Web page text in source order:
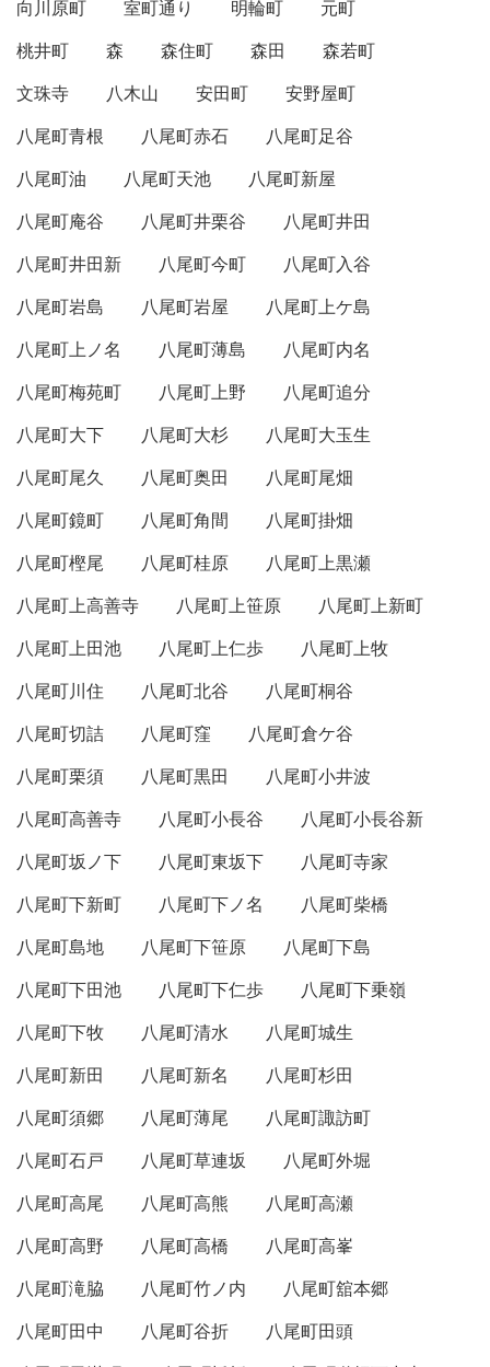
向川原町 室町通り 明輪町
元町
桃井町
森 森住町 森田
森若町
文珠寺
八木山 安田町
安野屋町
八尾町青根
八尾町赤石
八尾町足谷
八尾町油
八尾町天池
八尾町新屋
八尾町庵谷
八尾町井栗谷
八尾町井田
八尾町井田新
八尾町今町
八尾町入谷
八尾町岩島
八尾町岩屋
八尾町上ケ島
八尾町上ノ名
八尾町薄島
八尾町内名
八尾町梅苑町
八尾町上野
八尾町追分
八尾町大下
八尾町大杉
八尾町大玉生
八尾町尾久
八尾町奥田
八尾町尾畑
八尾町鏡町
八尾町角間
八尾町掛畑
八尾町樫尾
八尾町桂原
八尾町上黒瀬
八尾町上高善寺
八尾町上笹原
八尾町上新町
八尾町上田池
八尾町上仁歩
八尾町上牧
八尾町川住
八尾町北谷
八尾町桐谷
八尾町切詰
八尾町窪
八尾町倉ケ谷
八尾町栗須
八尾町黒田
八尾町小井波
八尾町高善寺
八尾町小長谷
八尾町小長谷新
八尾町坂ノ下
八尾町東坂下
八尾町寺家
八尾町下新町
八尾町下ノ名
八尾町柴橋
八尾町島地
八尾町下笹原
八尾町下島
八尾町下田池
八尾町下仁歩
八尾町下乗嶺
八尾町下牧
八尾町清水
八尾町城生
八尾町新田
八尾町新名
八尾町杉田
八尾町須郷
八尾町薄尾
八尾町諏訪町
八尾町石戸
八尾町草連坂
八尾町外堀
八尾町高尾
八尾町高熊
八尾町高瀬
八尾町高野
八尾町高橋
八尾町高峯
八尾町滝脇
八尾町竹ノ内
八尾町舘本郷
八尾町田中
八尾町谷折
八尾町田頭